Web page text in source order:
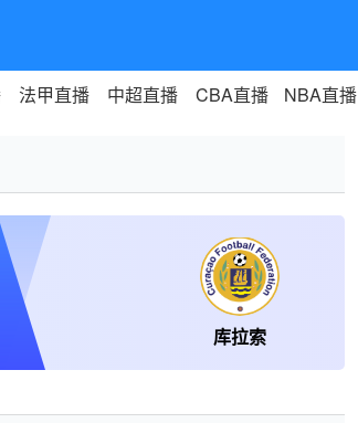
法甲直播 中超直播 CBA直播 NBA直播
库拉索